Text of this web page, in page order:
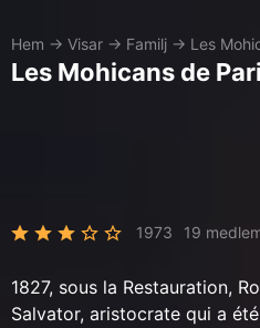
Hem → Visar → Familj → Les
Les Mohicans de
1973 19
1827, sous la Restauration,
Salvator, aristocrate qui a